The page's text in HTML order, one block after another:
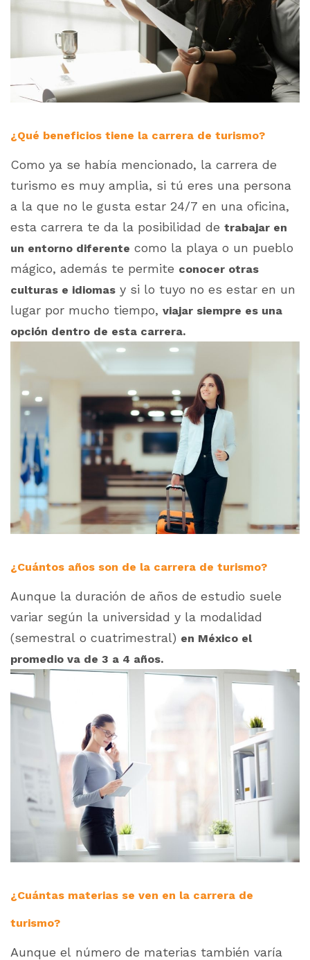
¿Qué beneficios tiene la carrera de turismo?
Como ya se había mencionado, la carrera de
turismo es muy amplia, si tú eres una persona
a la que no le gusta estar 24/7 en una oficina,
esta carrera te da la posibilidad de trabajar en
un entorno diferente como la playa o un pueblo
mágico, además te permite conocer otras
culturas e idiomas y si lo tuyo no es estar en un
lugar por mucho tiempo, viajar siempre es una
opción dentro de esta carrera.
¿Cuántos años son de la carrera de turismo?
Aunque la duración de años de estudio suele
variar según la universidad y la modalidad
(semestral o cuatrimestral) en México el
promedio va de 3 a 4 años.
¿Cuántas materias se ven en la carrera de
turismo?
Aunque el número de materias también varía